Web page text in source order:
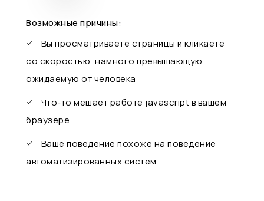
Возможные причины:
Вы просматриваете страницы и кликаете
со скоростью, намного превышающую
ожидаемую от человека
Что-то мешает работе javascript в вашем
браузере
Ваше поведение похоже на поведение
автоматизированных систем